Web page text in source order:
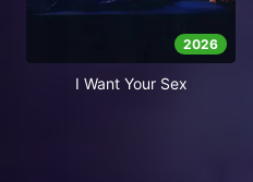
2026
I Want Your Sex